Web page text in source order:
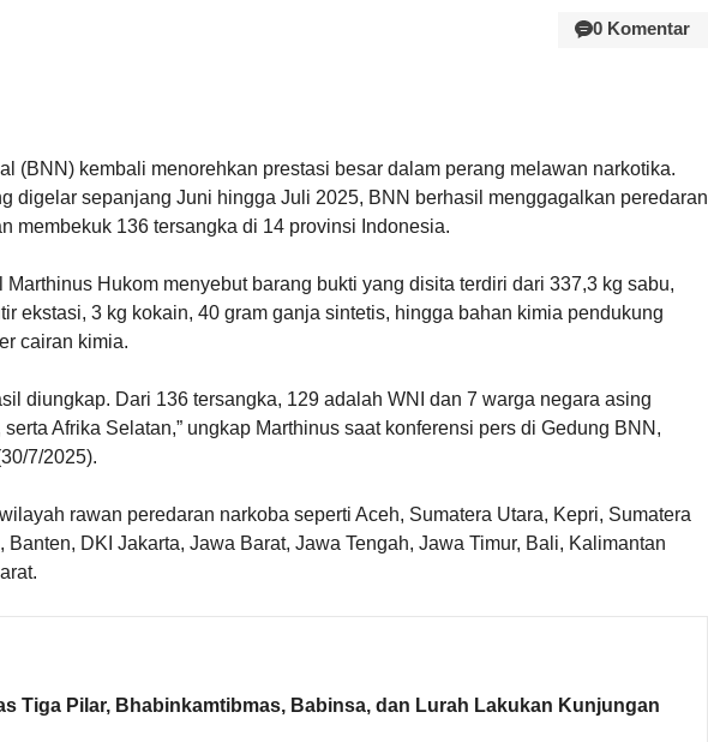
0 Komentar
(BNN) kembali menorehkan prestasi besar dalam perang melawan narkotika.
digelar sepanjang Juni hingga Juli 2025, BNN berhasil menggagalkan peredaran
membekuk 136 tersangka di 14 provinsi Indonesia.
Hukom menyebut barang bukti yang disita terdiri dari 337,3 kg sabu,
ekstasi, 3 kg kokain, 40 gram ganja sintetis, hingga bahan kimia pendukung
cairan kimia.
diungkap. Dari 136 tersangka, 129 adalah WNI dan 7 warga negara asing
Afrika Selatan,” ungkap Marthinus saat konferensi pers di Gedung BNN,
7/2025).
rawan peredaran narkoba seperti Aceh, Sumatera Utara, Kepri, Sumatera
Banten, DKI Jakarta, Jawa Barat, Jawa Tengah, Jawa Timur, Bali, Kalimantan
Tiga Pilar, Bhabinkamtibmas, Babinsa, dan Lurah Lakukan Kunjungan